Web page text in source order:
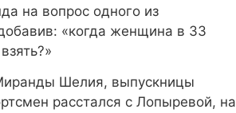
на вопрос одного из
«когда женщина в 33
Шелия, выпускницы
расстался с Лопыревой, на